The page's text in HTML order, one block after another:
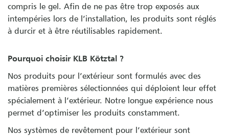
compris le gel. Afin de ne pas être trop exposés aux
intempéries lors de l’installation, les produits sont réglés
à durcir et à être réutilisables rapidement.
Pourquoi choisir KLB Kötztal ?
Nos produits pour l’extérieur sont formulés avec des
matières premières sélectionnées qui déploient leur effet
spécialement à l’extérieur. Notre longue expérience nous
permet d’optimiser les produits constamment.
Nos systèmes de revêtement pour l’extérieur sont